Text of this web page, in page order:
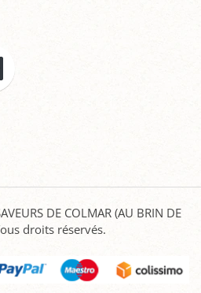
DE COLMAR (AU BRIN DE
droits réservés.